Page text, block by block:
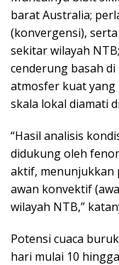
barat Australia;
(konvergensi),
sekitar wilayah
cenderung basah
atmosfer kuat
skala lokal diamati
“Hasil analisis
didukung oleh
aktif, menunjukkan
awan konvektif
wilayah NTB,”
Potensi cuaca
hari mulai 10